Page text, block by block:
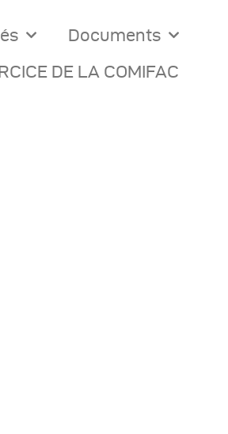
Documents
DE LA COMIFAC